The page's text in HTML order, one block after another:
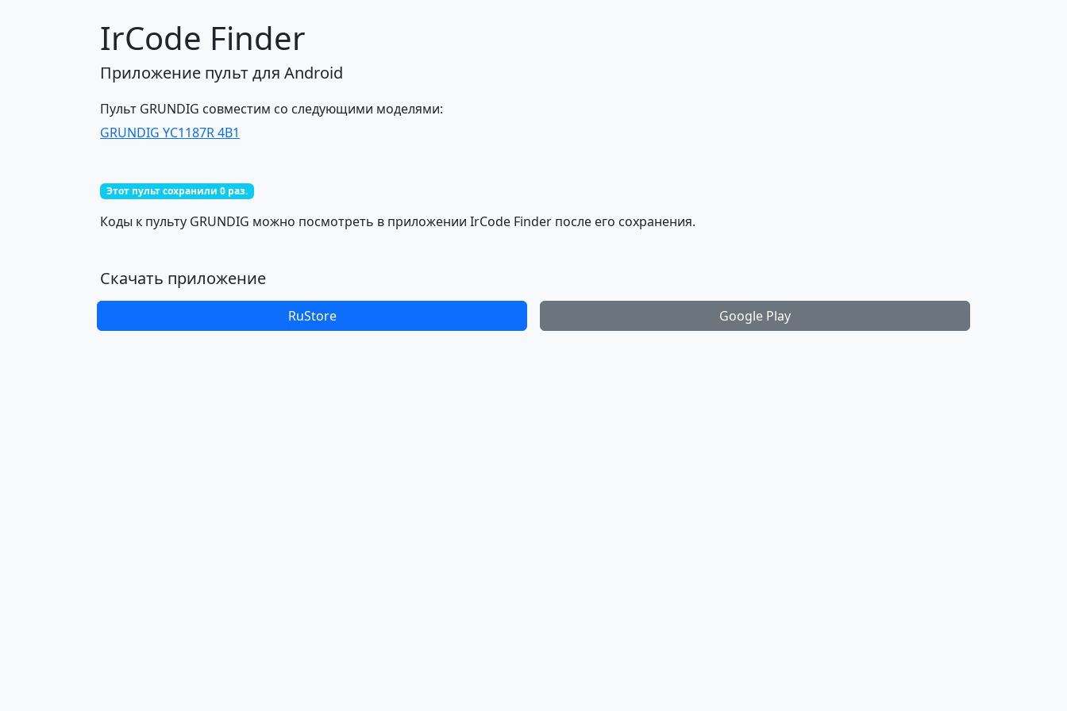
IrCode Finder
Приложение пульт для Android
Пульт GRUNDIG совместим со следующими моделями:
GRUNDIG YC1187R 4B1
Этот пульт сохранили 0 раз.
Коды к пульту GRUNDIG можно посмотреть в приложении IrCode Finder после его сохранения.
Скачать приложение
RuStore Google Play